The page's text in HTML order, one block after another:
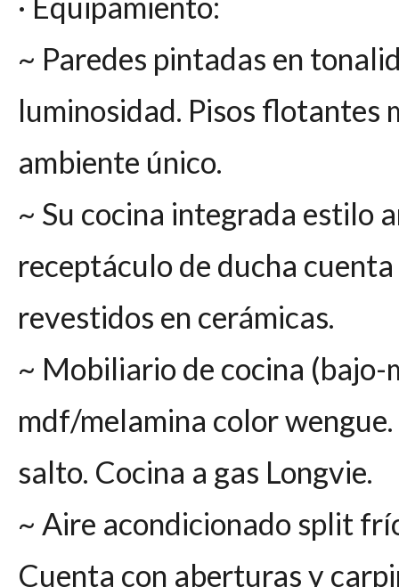
~ Paredes pintadas en
luminosidad. Pisos flotantes
ambiente único.
~ Su cocina integrada estilo
receptáculo de ducha
revestidos en cerámicas.
~ Mobiliario de cocina (bajo-
mdf/melamina color
salto. Cocina a gas Longvie.
~ Aire acondicionado split
Cuenta con aberturas y